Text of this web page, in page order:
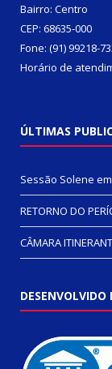
Bairro: Centro
CEP: 68635-000
Fone: (91) 99218-
Horário de
ÚLTIMAS
Sessão Solene
RETORNO DO
CÂMARA
DESENVOLVIDO